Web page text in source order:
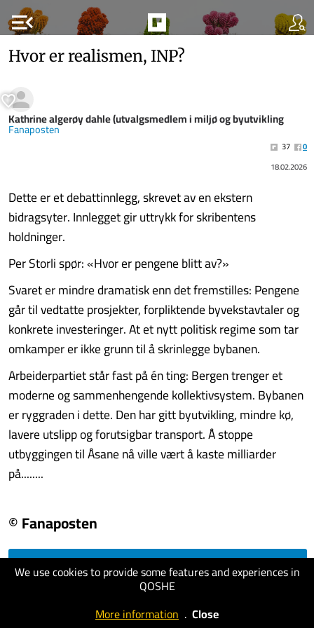
menu_open
We use cookies to provide some features and experiences in
QOSHE
More information . Close
Hvor er realismen, INP?
Kathrine algerøy dahle (utvalgsmedlem i miljø og byutvikling
Fanaposten
37
0
18.02.2026
Dette er et debattinnlegg, skrevet av en ekstern
bidragsyter. Innlegget gir uttrykk for skribentens
holdninger.
Per Storli spør: «Hvor er pengene blitt av?»
Svaret er mindre dramatisk enn det fremstilles: Pengene
går til vedtatte prosjekter, forpliktende byvekstavtaler og
konkrete investeringer. At et nytt politisk regime som tar
omkamper er ikke grunn til å skrinlegge bybanen.
Arbeiderpartiet står fast på én ting: Bergen trenger et
moderne og sammenhengende kollektivsystem. Bybanen
er ryggraden i dette. Den har gitt byutvikling, mindre kø,
lavere utslipp og forutsigbar transport. Å stoppe
utbyggingen til Åsane nå ville vært å kaste milliarder
på........
© Fanaposten
visit website